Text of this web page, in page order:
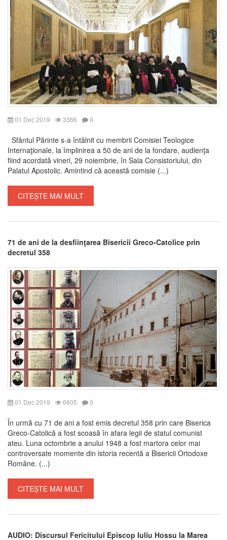
01 Dec 2019 3366 0
Sfântul Părinte s-a întâlnit cu membrii Comisiei Teologice
Internaţionale, la împlinirea a 50 de ani de la fondare, audienţa
fiind acordată vineri, 29 noiembrie, în Sala Consistoriului, din
Palatul Apostolic. Amintind că această comisie (...)
CITEȘTE MAI MULT
71 de ani de la desfiinţarea Bisericii Greco-Catolice prin
decretul 358
01 Dec 2019 6805 0
În urmă cu 71 de ani a fost emis decretul 358 prin care Biserica
Greco-Catolică a fost scoasă în afara legii de statul comunist
ateu. Luna octombrie a anului 1948 a fost martora celor mai
controversate momente din istoria recentă a Bisericii Ortodoxe
Române. (...)
CITEȘTE MAI MULT
AUDIO: Discursul Fericitului Episcop Iuliu Hossu la Marea